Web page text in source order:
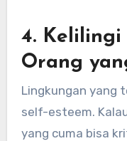
4.
Orang
Lingkungan yang
self-esteem.
yang cuma bisa